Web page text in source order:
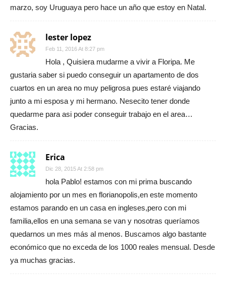
marzo, soy Uruguaya pero hace un año que estoy en Natal.
lester lopez
Feb 11, 2016 At 8:27 pm
Hola , Quisiera mudarme a vivir a Floripa. Me
gustaria saber si puedo conseguir un apartamento de dos
cuartos en un area no muy peligrosa pues estaré viajando
junto a mi esposa y mi hermano. Nesecito tener donde
quedarme para asi poder conseguir trabajo en el area…
Gracias.
Erica
Dic 28, 2015 At 2:58 pm
hola Pablo! estamos con mi prima buscando
alojamiento por un mes en florianopolis,en este momento
estamos parando en un casa en ingleses,pero con mi
familia,ellos en una semana se van y nosotras queríamos
quedarnos un mes más al menos. Buscamos algo bastante
económico que no exceda de los 1000 reales mensual. Desde
ya muchas gracias.